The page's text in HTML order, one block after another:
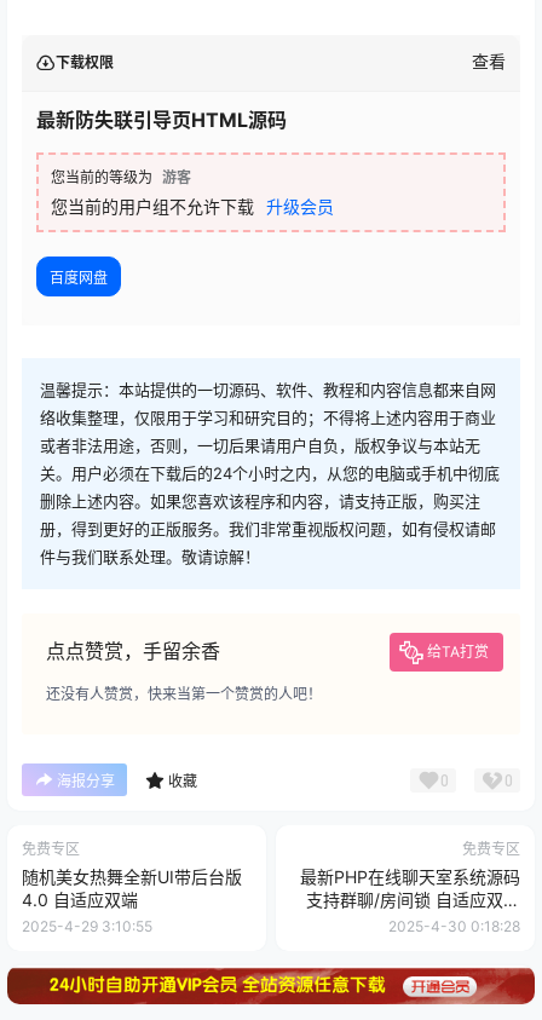
下载权限 查看
最新防失联引导页HTML源码
您当前的等级为 游客
您当前的用户组不允许下载 升级会员
百度网盘
温馨提示：本站提供的一切源码、软件、教程和内容信息都来自网
络收集整理，仅限用于学习和研究目的；不得将上述内容用于商业
或者非法用途，否则，一切后果请用户自负，版权争议与本站无
关。用户必须在下载后的24个小时之内，从您的电脑或手机中彻底
删除上述内容。如果您喜欢该程序和内容，请支持正版，购买注
册，得到更好的正版服务。我们非常重视版权问题，如有侵权请邮
件与我们联系处理。敬请谅解！
点点赞赏，手留余香 给TA打赏
还没有人赞赏，快来当第一个赞赏的人吧！
海报分享 收藏 0 0
免费专区
随机美女热舞全新UI带后台版
4.0 自适应双端
2025-4-29 3:10:55
免费专区
最新PHP在线聊天室系统源码
支持群聊/房间锁 自适应双端
附搭建文档
2025-4-30 0:18:28